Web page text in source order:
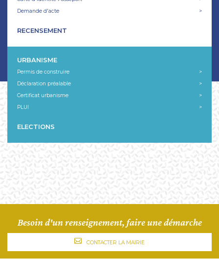
Demande d'acte
>
RECENSEMENT
URBANISME
Permis de construire
>
Déclaration préalable
>
Certificat urbanisme
>
PLUI
>
ELECTIONS
Besoin d'un renseignement, faire une démarche
CONTACTER LA MAIRIE